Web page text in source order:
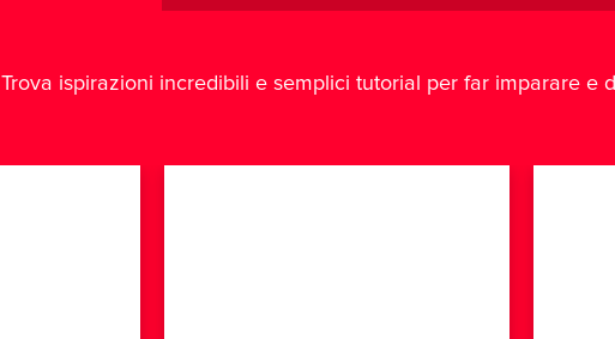
Trova ispirazioni incredibili e semplici tutorial per far imparare e